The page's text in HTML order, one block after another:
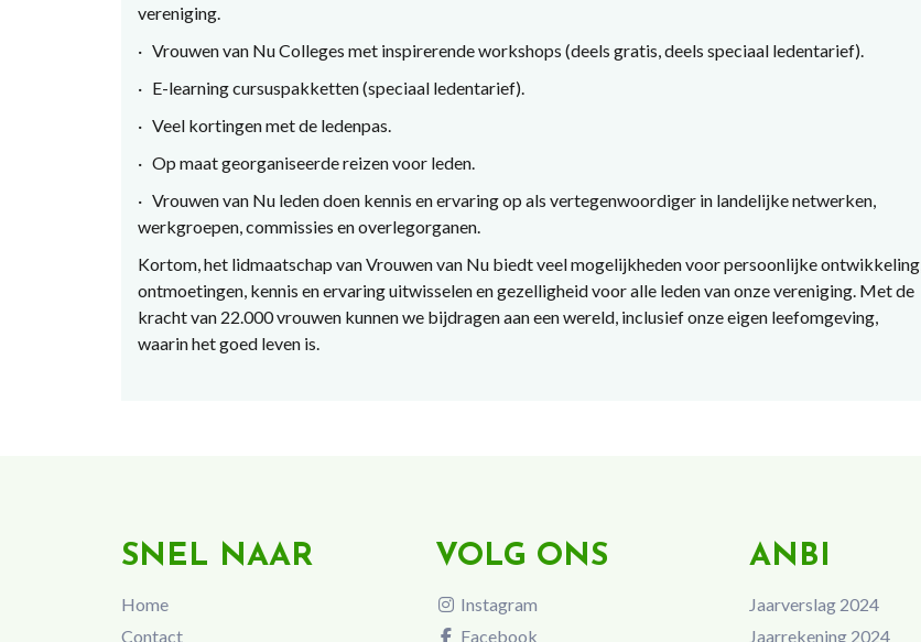
vereniging.
· Vrouwen van Nu Colleges met inspirerende workshops (deels gratis, deels speciaal ledentarief).
· E-learning cursuspakketten (speciaal ledentarief).
· Veel kortingen met de ledenpas.
· Op maat georganiseerde reizen voor leden.
· Vrouwen van Nu leden doen kennis en ervaring op als vertegenwoordiger in landelijke netwerken,
werkgroepen, commissies en overlegorganen.
Kortom, het lidmaatschap van Vrouwen van Nu biedt veel mogelijkheden voor persoonlijke ontwikkeling,
ontmoetingen, kennis en ervaring uitwisselen en gezelligheid voor alle leden van onze vereniging. Met de
kracht van 22.000 vrouwen kunnen we bijdragen aan een wereld, inclusief onze eigen leefomgeving,
waarin het goed leven is.
SNEL NAAR
Home
Contact
VOLG ONS
Instagram
Facebook
ANBI
Jaarverslag 2024
Jaarrekening 2024